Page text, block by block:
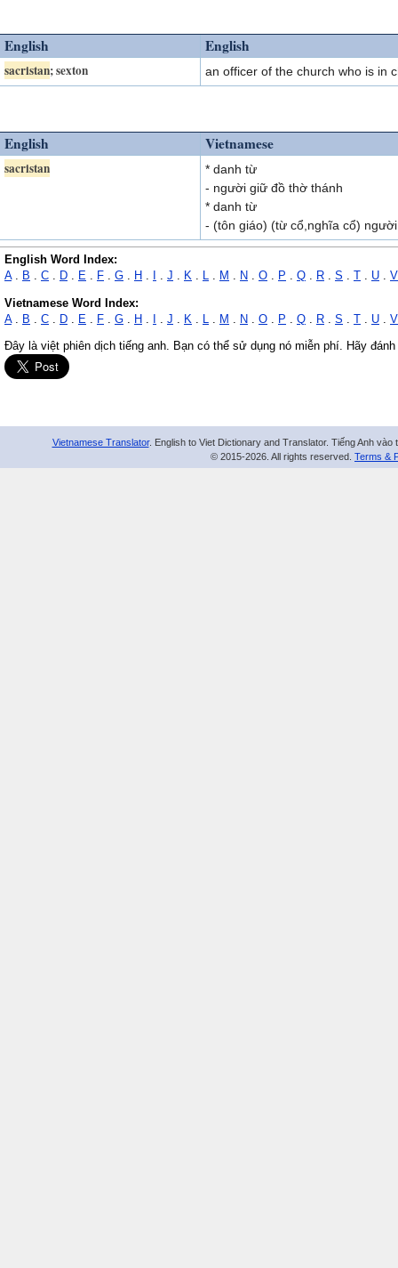
English English
sacristan; sexton an officer of the church who is in
English Vietnamese
sacristan
* danh từ
- người giữ đồ thờ thánh
* danh từ
- (tôn giáo) (từ cổ,nghĩa cổ)
English Word Index:
A. B . C . D . E . F . G . H . . J . K . L . M . N . O . P . Q . R . S . . U . V
Vietnamese Word Index:
A. B C D E F G H J K M N O P Q R S T U V
Đây là việt phiên dịch tiếng anh. Bạn có thể sử dụng nó miễn phí. Hãy
Vietnamese Translator. English to Viet Dictionary and Translator. Tiếng Anh
© 2015-2026. All rights reserved. Terms &